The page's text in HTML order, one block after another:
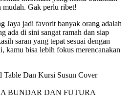
mudah. Gak perlu ribet!
Jaya jadi favorit banyak orang adalah
ada di sini sangat ramah dan siap
saran yang tepat sesuai dengan
kamu bisa lebih fokus merencanakan
BUNDAR DAN FUTURA